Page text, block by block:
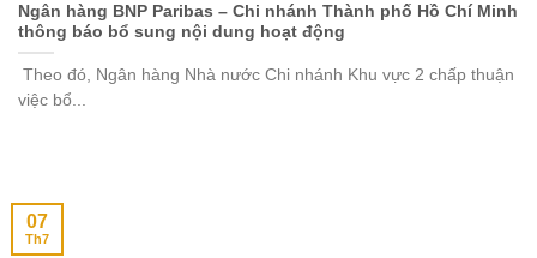
Ngân hàng BNP Paribas – Chi nhánh Thành phố Hồ Chí Minh
thông báo bổ sung nội dung hoạt động
Theo đó, Ngân hàng Nhà nước Chi nhánh Khu vực 2 chấp thuận
việc bổ...
07
Th7